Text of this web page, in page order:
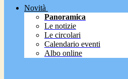
Novità
Panoramica
Le notizie
Le circolari
Calendario eventi
Albo online